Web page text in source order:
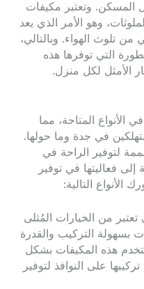
المسكن. وتعتبر مكيفات
وهو الأمر الذي يعد
تلوث الهواء. وبالتالي،
التي توفرها هذه
الأمثل لكل منزل.
الأنواع المتاحة، مما
في جدة وما حولها.
لتوفير الراحة في
فعاليتها في توفير
التالية:
تعتبر من الخيارات المُثلى
بسهولة التركيب والقدرة
هذه المكيفات بشكل
على النوافذ لتوفير